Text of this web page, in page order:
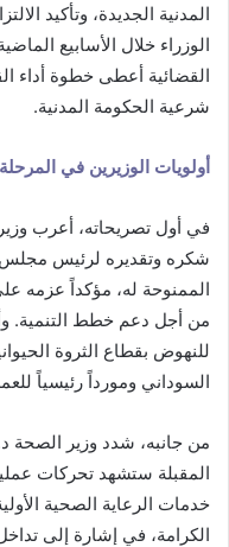
المدنية الجديدة، وتأكيد
الوزراء خلال الأسابيع
القضائية أعطى خطوة أداء
شرعية الحكومة المدنية.
أولويات الوزيرين في
في أول تصريحاته، أعرب وزير
شكره وتقديره لرئيس مجلس
الممنوحة له، مؤكداً عزمه
من أجل دعم خطط التنمية.
للنهوض بقطاع الثروة
السوداني ومورداً رئيسياً
من جانبه، شدد وزير الصحة
المقبلة ستشهد تحركات
خدمات الرعاية الصحية
الكرامة، في إشارة إلى